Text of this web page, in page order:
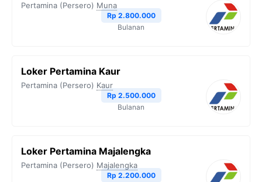
Pertamina (Persero) Muna
Rp 2.800.000
Bulanan
Loker Pertamina Kaur
Pertamina (Persero) Kaur
Rp 2.500.000
Bulanan
Loker Pertamina Majalengka
Pertamina (Persero) Majalengka
Rp 2.200.000